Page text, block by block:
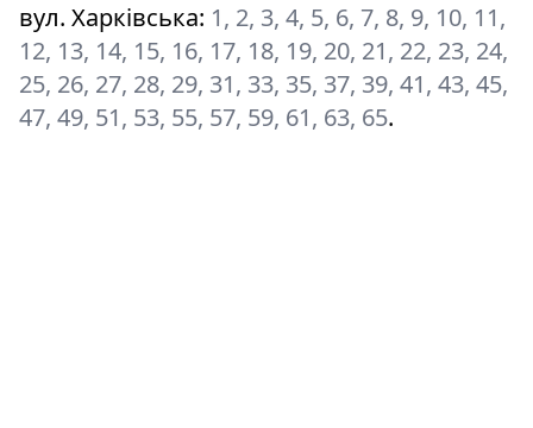
вул. Харківська: 1, 2, 3, 4, 5, 6, 7, 8, 9, 10, 11,
12, 13, 14, 15, 16, 17, 18, 19, 20, 21, 22, 23, 24,
25, 26, 27, 28, 29, 31, 33, 35, 37, 39, 41, 43, 45,
47, 49, 51, 53, 55, 57, 59, 61, 63, 65.